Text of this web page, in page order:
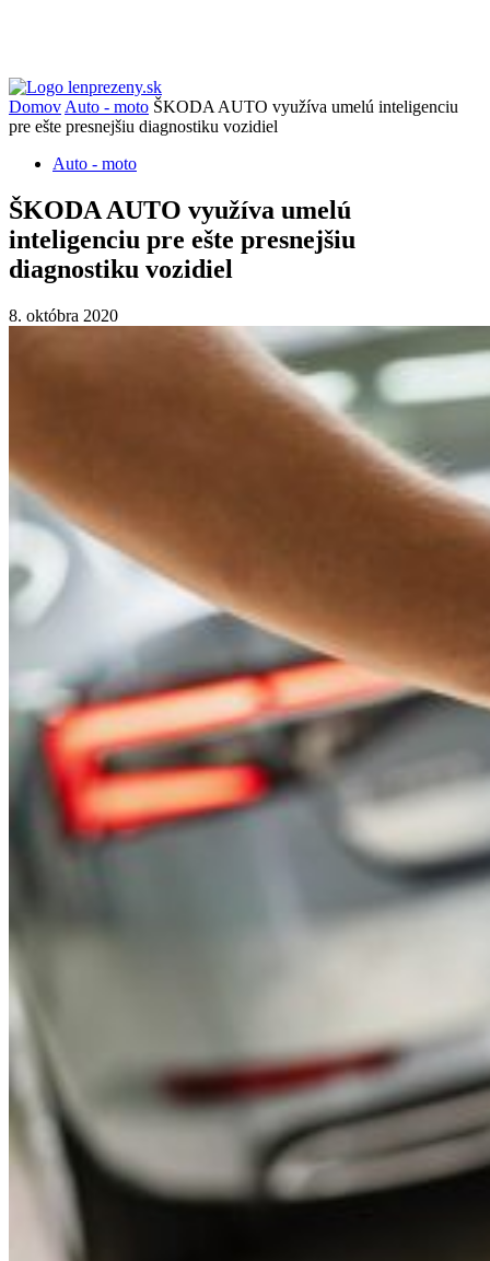
Domov Auto - moto ŠKODA AUTO využíva umelú inteligenciu
pre ešte presnejšiu diagnostiku vozidiel
Auto - moto
ŠKODA AUTO využíva umelú
inteligenciu pre ešte presnejšiu
diagnostiku vozidiel
8. októbra 2020